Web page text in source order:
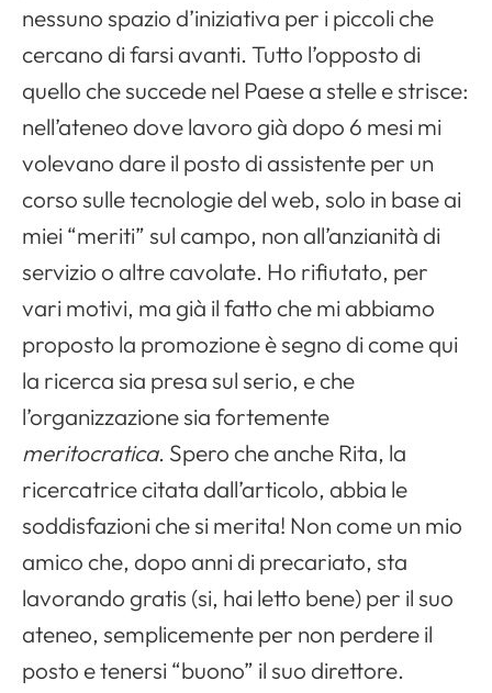
nessuno spazio d’iniziativa per i piccoli che
cercano di farsi avanti. Tutto l’opposto di
quello che succede nel Paese a stelle e strisce:
nell’ateneo dove lavoro già dopo 6 mesi mi
volevano dare il posto di assistente per un
corso sulle tecnologie del web, solo in base ai
miei “meriti” sul campo, non all’anzianità di
servizio o altre cavolate. Ho rifiutato, per
vari motivi, ma già il fatto che mi abbiamo
proposto la promozione è segno di come qui
la ricerca sia presa sul serio, e che
l’organizzazione sia fortemente
meritocratica. Spero che anche Rita, la
ricercatrice citata dall’articolo, abbia le
soddisfazioni che si merita! Non come un mio
amico che, dopo anni di precariato, sta
lavorando gratis (si, hai letto bene) per il suo
ateneo, semplicemente per non perdere il
posto e tenersi “buono” il suo direttore.